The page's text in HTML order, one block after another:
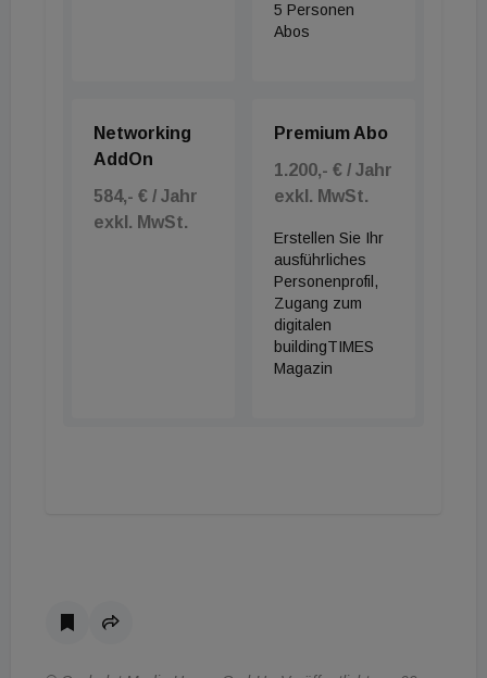
5 Personen
Abos
Networking
AddOn
584,- € / Jahr
exkl. MwSt.
Premium Abo
1.200,- € / Jahr
exkl. MwSt.
Erstellen Sie Ihr
ausführliches
Personenprofil,
Zugang zum
digitalen
buildingTIMES
Magazin